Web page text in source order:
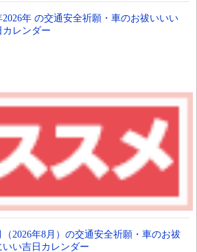
2026年 の交通安全祈願・車のお祓いいい
カレンダー
（2026年8月）の交通安全祈願・車のお祓
いい吉日カレンダー